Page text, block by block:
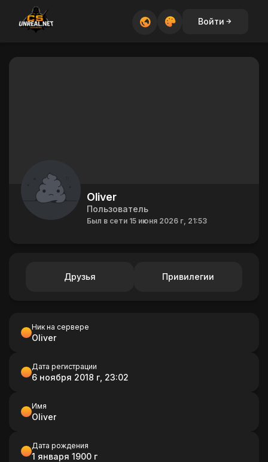
Войти
Oliver
Пользователь
Был в сети 15 июня 2026 г, 21:53
Друзья Привилегии
Ник на сервере
Oliver
Дата регистрации
6 ноября 2018 г, 23:02
Имя
Oliver
Дата рождения
1 января 1900 г